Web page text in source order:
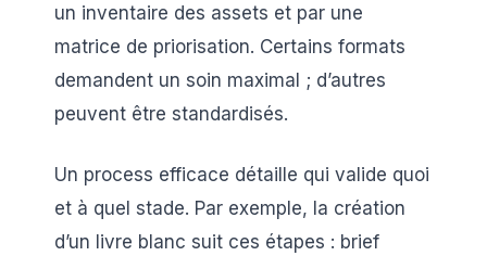
un inventaire des assets et par une
matrice de priorisation. Certains formats
demandent un soin maximal ; d’autres
peuvent être standardisés.
Un process efficace détaille qui valide quoi
et à quel stade. Par exemple, la création
d’un livre blanc suit ces étapes : brief